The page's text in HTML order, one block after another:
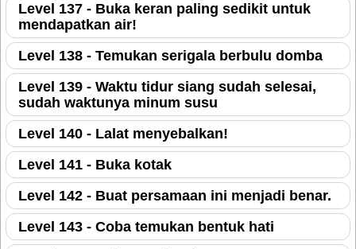
Level 137 - Buka keran paling sedikit untuk
mendapatkan air!
Level 138 - Temukan serigala berbulu domba
Level 139 - Waktu tidur siang sudah selesai,
sudah waktunya minum susu
Level 140 - Lalat menyebalkan!
Level 141 - Buka kotak
Level 142 - Buat persamaan ini menjadi benar.
Level 143 - Coba temukan bentuk hati